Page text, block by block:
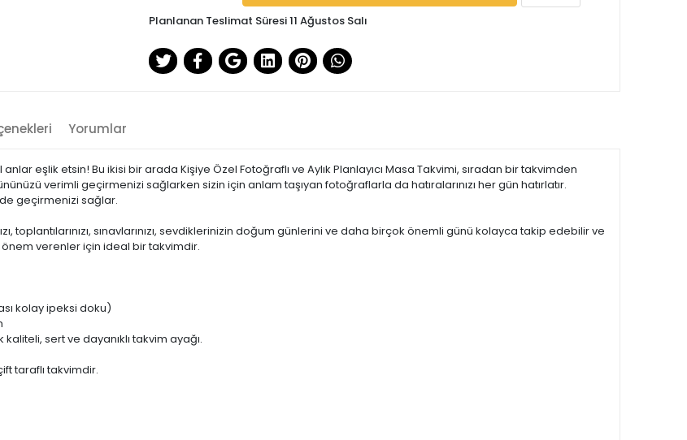
Planlanan Teslimat Süresi 11 Ağustos Salı
Yorumlar
eşlik etsin! Bu ikisi bir arada Kişiye Özel Fotoğraflı ve Aylık Planlayıcı Masa Takvimi, sıradan bir takvimden
verimli geçirmenizi sağlarken sizin için anlam taşıyan fotoğraflarla da hatıralarınızı her gün hatırlatır.
geçirmenizi sağlar.
toplantılarınızı, sınavlarınızı, sevdiklerinizin doğum günlerini ve daha birçok önemli günü kolayca takip edebilir ve
önem verenler için ideal bir takvimdir.
kolay ipeksi doku)
kaliteli, sert ve dayanıklı takvim ayağı.
taraflı takvimdir.